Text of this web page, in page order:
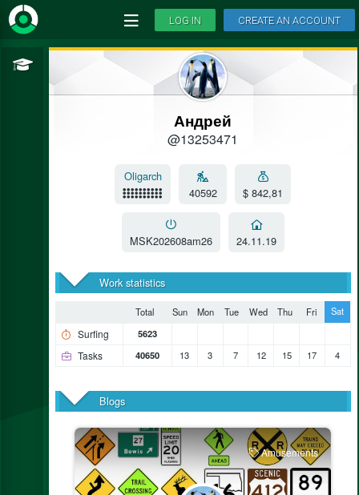
LOG IN CREATE AN ACCOUNT
Андрей
@13253471
Oligarch
40592
$ 842,81
MSK202608am26 24.11.19
Work statistics
Total Sun Mon Tue Wed Thu Fri Sat
Surfing 5623
Tasks 40650 13 3 7 12 15 17 4
Blogs
Amusements